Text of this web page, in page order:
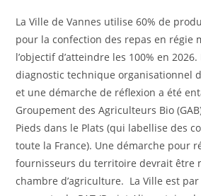
La Ville de Vannes utilise 60% de
pour la confection des repas en régie
l’objectif d’atteindre les 100% en
diagnostic technique organisationnel
et une démarche de réflexion a été
Groupement des Agriculteurs Bio
Pieds dans le Plats (qui labellise des
toute la France). Une démarche pour
fournisseurs du territoire devrait être
chambre d’agriculture. La Ville est